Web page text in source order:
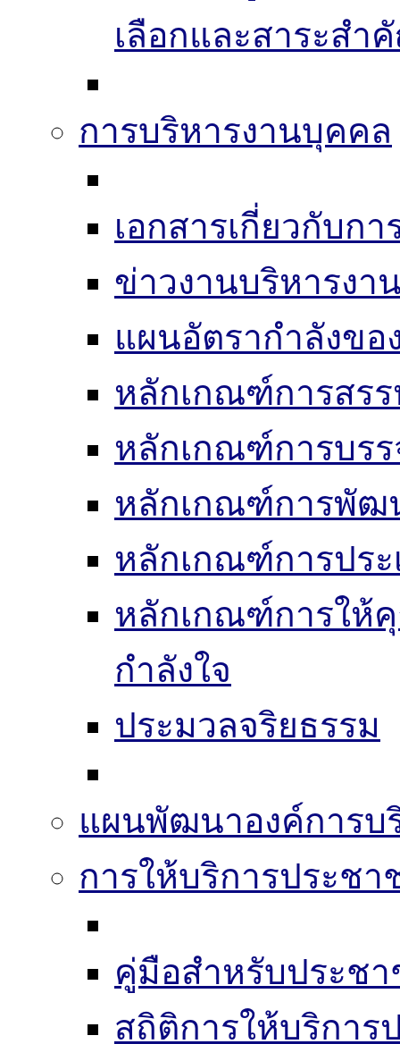
เลือกและสาระส
การบริหารงานบุคคล
เอกสารเกี่ยวกับก
ข่าวงานบริหารงา
แผนอัตรากำลังขอ
หลักเกณฑ์การสร
หลักเกณฑ์การบร
หลักเกณฑ์การพัฒ
หลักเกณฑ์การปร
หลักเกณฑ์การให้
กำลังใจ
ประมวลจริยธรรม
แผนพัฒนาองค์การบ
การให้บริการประชา
คู่มือสำหรับประช
สถิติการให้บริการ